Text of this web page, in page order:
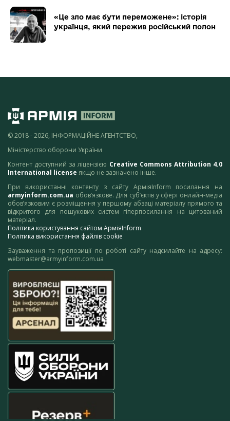
«Це зло має бути переможене»: історія
українця, який пережив російський полон
© 2018 - 2026, ІНФОРМАЦІЙНЕ АГЕНТСТВО,
Міністерство оборони України
Контент доступний за ліцензією Creative Commons Attribution 4.0
International license якщо не зазначено інше.
При використанні контенту з сайту АрміяInform посилання на
armyinform.com.ua обов’язкове. Для суб’єктів у сфері онлайн-медіа
обов’язковим є розміщення у першому абзаці матеріалу прямого та
відкритого для пошукових систем гіперпосилання на цитований
матеріал.
Політика користування сайтом АрміяInform
Політика використання файлів cookie
Зауваження та пропозиції по роботі сайту надсилайте на адресу:
webmaster@armyinform.com.ua